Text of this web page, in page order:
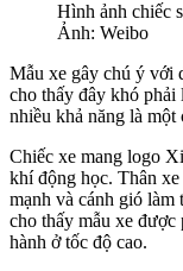
Hình ảnh chiếc
Ảnh: Weibo
Mẫu xe gây chú ý với
cho thấy đây khó phải
nhiều khả năng là
Chiếc xe mang logo
khí động học. Thân
mạnh và cánh gió làm
cho thấy mẫu xe
hành ở tốc độ cao.